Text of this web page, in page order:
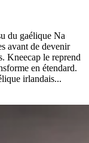
du gaélique Na
avant de devenir
Kneecap le reprend
en étendard.
irlandais...